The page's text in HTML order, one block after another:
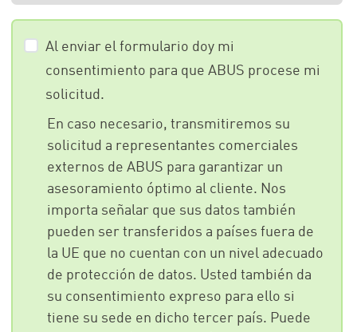
Al enviar el formulario doy mi
consentimiento para que ABUS procese mi
solicitud.
En caso necesario, transmitiremos su
solicitud a representantes comerciales
externos de ABUS para garantizar un
asesoramiento óptimo al cliente. Nos
importa señalar que sus datos también
pueden ser transferidos a países fuera de
la UE que no cuentan con un nivel adecuado
de protección de datos. Usted también da
su consentimiento expreso para ello si
tiene su sede en dicho tercer país. Puede